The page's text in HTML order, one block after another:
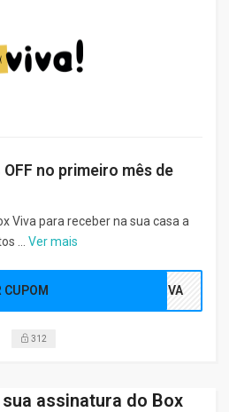
no primeiro mês de
Viva para receber na sua casa a
... Ver mais
CUPOM VIVA
312
assinatura do Box